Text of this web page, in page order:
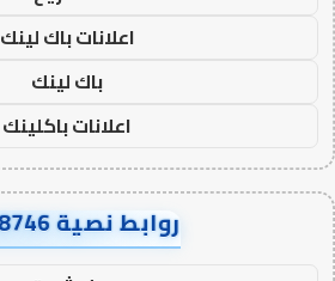
اعلانات باك لينك
باك لينك
اعلانات باكلينك
روابط نصية AA98746